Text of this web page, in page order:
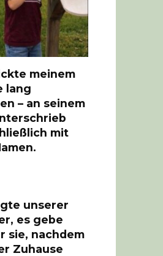
meinem
lang
– an seinem
mit
unserer
es gebe
sie, nachdem
Zuhause